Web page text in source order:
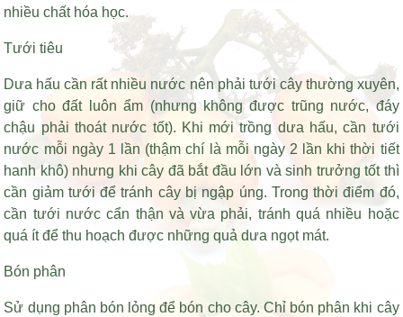
nhiều chất hóa học.
Tưới tiêu
Dưa hấu cần rất nhiều nước nên phải tưới cây thường xuyên,
giữ cho đất luôn ẩm (nhưng không được trũng nước, đáy
chậu phải thoát nước tốt). Khi mới trồng dưa hấu, cần tưới
nước mỗi ngày 1 lần (thậm chí là mỗi ngày 2 lần khi thời tiết
hanh khô) nhưng khi cây đã bắt đầu lớn và sinh trưởng tốt thì
cần giảm tưới để tránh cây bị ngập úng. Trong thời điểm đó,
cần tưới nước cẩn thận và vừa phải, tránh quá nhiều hoặc
quá ít để thu hoạch được những quả dưa ngọt mát.
Bón phân
Sử dụng phân bón lỏng để bón cho cây. Chỉ bón phân khi cây